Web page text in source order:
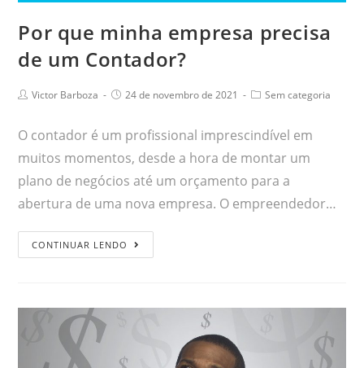
Por que minha empresa precisa
de um Contador?
Victor Barboza 24 de novembro de 2021 Sem categoria
O contador é um profissional imprescindível em
muitos momentos, desde a hora de montar um
plano de negócios até um orçamento para a
abertura de uma nova empresa. O empreendedor…
CONTINUAR LENDO